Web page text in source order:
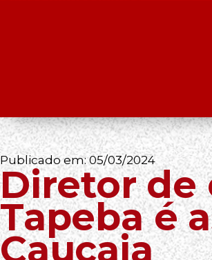
Publicado em:05/03/2024
Diretor de
Tapeba é
Caucaia